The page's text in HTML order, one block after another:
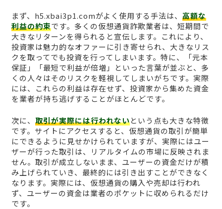
まず、h5.xbai3p1.comがよく使用する手法は、 高額な
利益の約束です。多くの仮想通貨詐欺業者は、短期間で
大きなリターンを得られると宣伝します。これにより、
投資家は魅力的なオファーに引き寄せられ、大きなリス
クを取ってでも投資を行ってしまいます。特に、「元本
保証」「最短で利益が倍増」といった言葉が並ぶと、多
くの人々はそのリスクを軽視してしまいがちです。実際
には、これらの利益は存在せず、投資家から集めた資金
を業者が持ち逃げすることがほとんどです。
次に、 取引が実際には行われないという点も大きな特徴
です。サイトにアクセスすると、仮想通貨の取引が簡単
にできるように見せかけられていますが、実際にはユー
ザーが行った取引は、リアルタイムの市場に反映されま
せん。取引が成立しないまま、ユーザーの資金だけが積
み上げられていき、最終的には引き出すことができなく
なります。実際には、仮想通貨の購入や売却は行われ
ず、ユーザーの資金は業者のポケットに収められるだけ
です。